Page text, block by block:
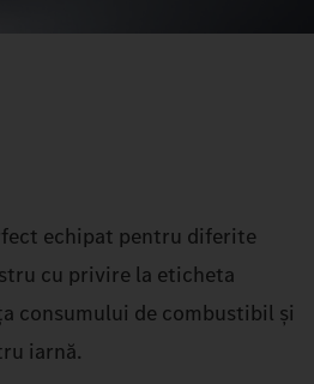
echipat pentru diferite
cu privire la eticheta
consumului de combustibil și
iarnă.